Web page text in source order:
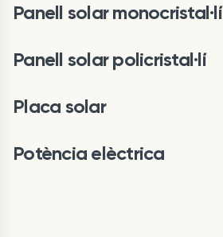
Panell solar monocristal·lí
Panell solar policristal·lí
Placa solar
Potència elèctrica